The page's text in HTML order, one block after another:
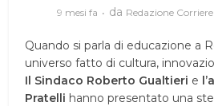
9 mesi fa da Redazione
Quando si parla di educazione a
universo fatto di cultura,
Il Sindaco Roberto Gualtieri e
Pratelli hanno presentato una